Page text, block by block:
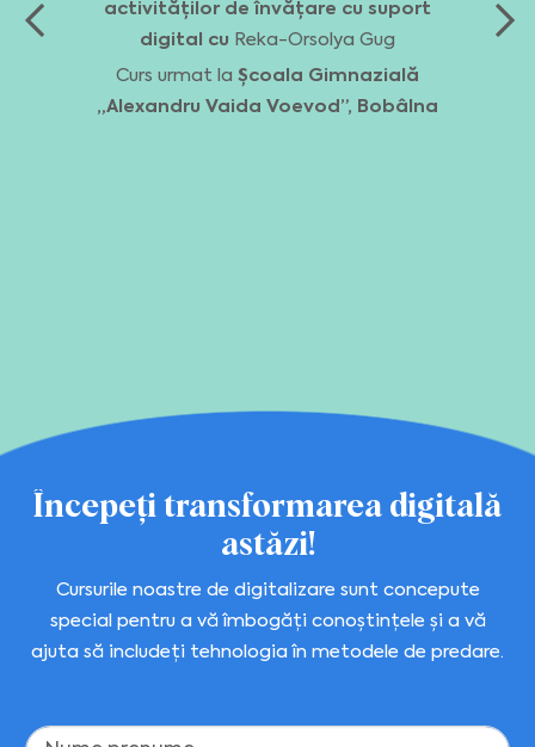
activităților de învățare cu suport
digital cu Reka-Orsolya Gug
Curs urmat laȘcoala Gimnazială
„Alexandru Vaida Voevod”, Bobâlna
Începeți transformarea digitală
astăzi!
Cursurile noastre de digitalizare sunt concepute
special pentru a vă îmbogăți conoștințele și a vă
ajuta să includeți tehnologia în metodele de predare.